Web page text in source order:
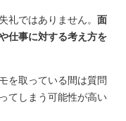
礼ではありません。 面
仕事に対する考え方を
を取っている間は質問
てしまう可能性が高い